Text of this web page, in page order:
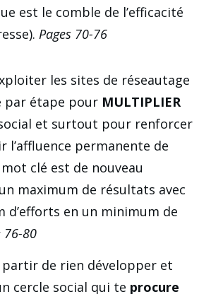
est le comble de l’efficacité
Pages 70-76
les sites de réseautage
par étape pour MULTIPLIER
et surtout pour renforcer
l’affluence permanente de
clé est de nouveau
maximum de résultats avec
d’efforts en un minimum de
76-80
partir de rien développer et
cercle social qui te procure